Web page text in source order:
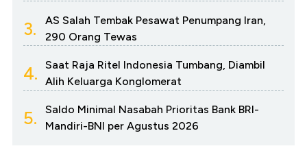
3.
AS Salah Tembak Pesawat Penumpang Iran,
290 Orang Tewas
4.
Saat Raja Ritel Indonesia Tumbang, Diambil
Alih Keluarga Konglomerat
5.
Saldo Minimal Nasabah Prioritas Bank BRI-
Mandiri-BNI per Agustus 2026